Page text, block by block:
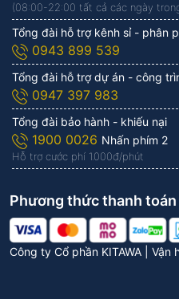
(08:00-22:00 tất cả các ngày
Tổng đài hỗ trợ kênh sỉ - phân
0943 899 539
Tổng đài hỗ trợ dự án - công
0947 397 983
Tổng đài bảo hành - khiếu nại
1900 0026 Nhấn phím 2
Hỗ trợ cước phí 1.000đ/phút
Công ty Cổ phần KITAWA | Vận
Phương thức thanh toán